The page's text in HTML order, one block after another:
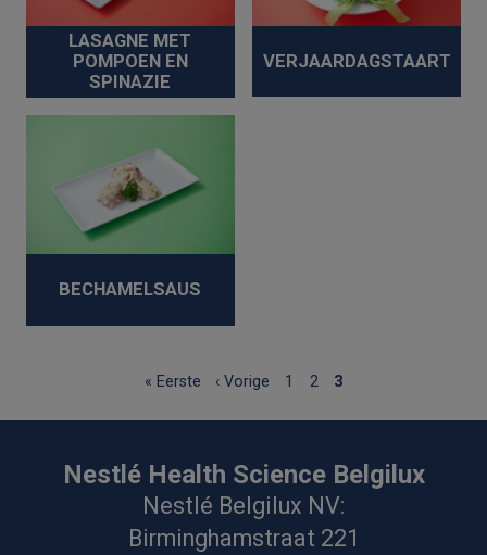
LASAGNE MET
POMPOEN EN
SPINAZIE
VERJAARDAGSTAART
BECHAMELSAUS
First
« Eerste
Previous
‹ Vorige Pagina
1 Pagina
2
Current
3
Nestlé Health Science Belgilux
Nestlé Belgilux NV:
Birminghamstraat 221